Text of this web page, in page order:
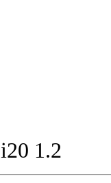
1.2